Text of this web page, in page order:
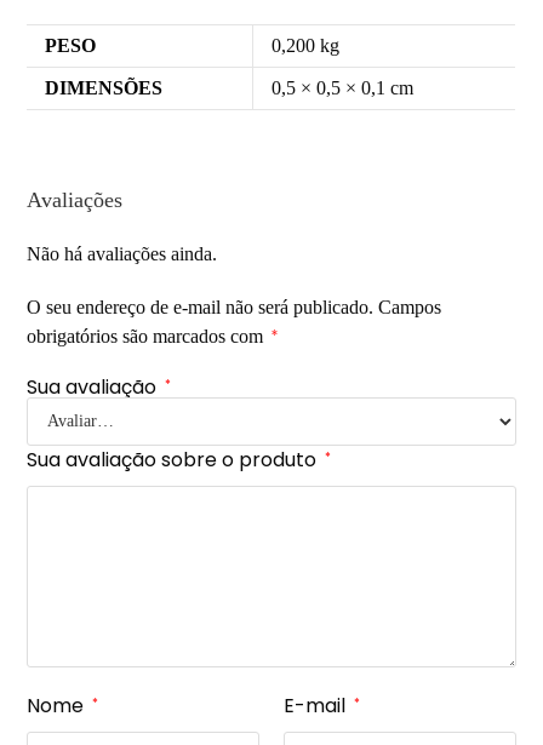
PESO 0,200 kg
DIMENSÕES 0,5 × 0,5 × 0,1 cm
Avaliações
Não há avaliações ainda.
O seu endereço de e-mail não será publicado. Campos
obrigatórios são marcados com
*
Sua avaliação *
Sua avaliação sobre o produto *
Nome * E-mail *